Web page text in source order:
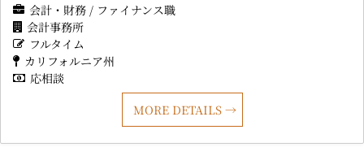
会計・財務 / ファイナンス職
会計事務所
フルタイム
カリフォルニア州
応相談
MORE DETAILS